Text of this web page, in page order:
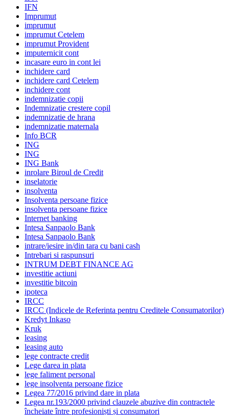
IFN
Imprumut
imprumut
imprumut Cetelem
imprumut Provident
imputernicit cont
incasare euro in cont lei
inchidere card
inchidere card Cetelem
inchidere cont
indemnizatie copii
Indemnizatie crestere copil
indemnizatie de hrana
indemnizatie maternala
Info BCR
ING
ING
ING Bank
inrolare Biroul de Credit
inselatorie
insolventa
Insolventa persoane fizice
insolventa persoane fizice
Internet banking
Intesa Sanpaolo Bank
Intesa Sanpaolo Bank
intrare/iesire in/din tara cu bani cash
Intrebari si raspunsuri
INTRUM DEBT FINANCE AG
investitie actiuni
investitie bitcoin
ipoteca
IRCC
IRCC (Indicele de Referinta pentru Creditele Consumatorilor)
Kredyt Inkaso
Kruk
leasing
leasing auto
lege contracte credit
Lege darea in plata
lege faliment personal
lege insolventa persoane fizice
Legea 77/2016 privind dare in plata
Legea nr.193/2000 privind clauzele abuzive din contractele
încheiate între profesioniști și consumatori